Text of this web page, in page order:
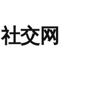
交网